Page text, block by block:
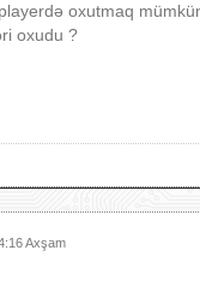
oxutmaq
oxudu ?
Axşam